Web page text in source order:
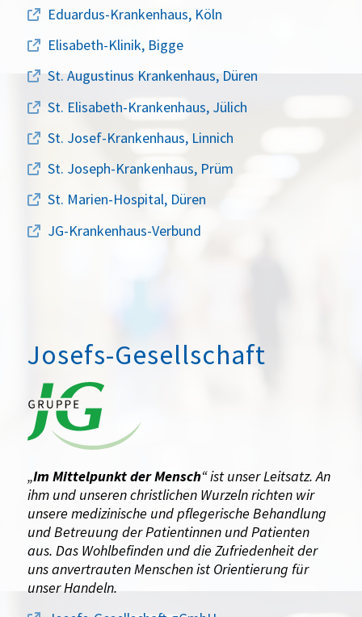
Eduardus-Krankenhaus, Köln
Elisabeth-Klinik, Bigge
St. Augustinus Krankenhaus, Düren
St. Elisabeth-Krankenhaus, Jülich
St. Josef-Krankenhaus, Linnich
St. Joseph-Krankenhaus, Prüm
St. Marien-Hospital, Düren
JG-Krankenhaus-Verbund
Josefs-Gesellschaft
„Im Mittelpunkt der Mensch“ ist unser Leitsatz. An
ihm und unseren christlichen Wurzeln richten wir
unsere medizinische und pflegerische Behandlung
und Betreuung der Patientinnen und Patienten
aus. Das Wohlbefinden und die Zufriedenheit der
uns anvertrauten Menschen ist Orientierung für
unser Handeln.